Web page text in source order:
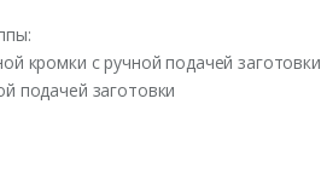
кромки с ручной подачей заготовки
подачей заготовки